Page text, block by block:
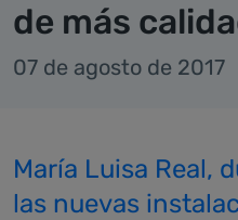
de más
07 de agosto de 2017
María Luisa Real,
las nuevas